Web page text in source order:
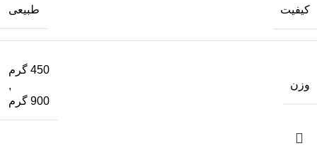
کیفیت طبیعی
وزن
450 گرم
,
900 گرم